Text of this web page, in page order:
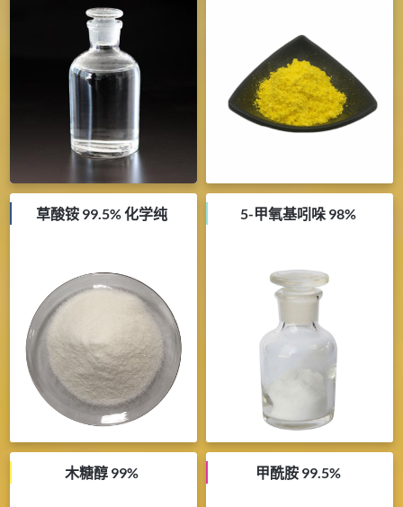
草酸铵 99.5% 化学纯 5-甲氧基吲哚 98%
木糖醇 99% 甲酰胺 99.5%